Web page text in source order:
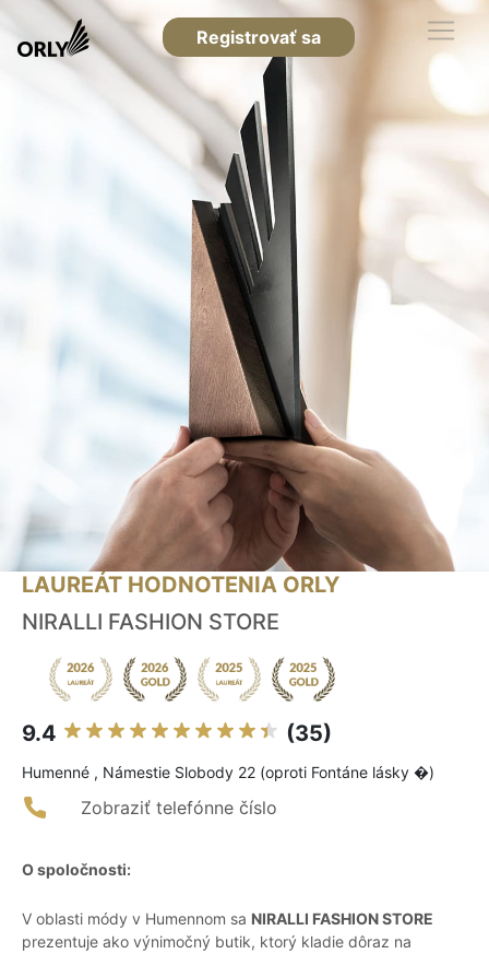
Registrovať sa
LAUREÁT HODNOTENIA ORLY
NIRALLI FASHION STORE
9.4 (35)
Humenné , Námestie Slobody 22 (oproti Fontáne lásky �)
Zobraziť telefónne číslo
O spoločnosti:
V oblasti módy v Humennom sa NIRALLI FASHION STORE
prezentuje ako výnimočný butik, ktorý kladie dôraz na